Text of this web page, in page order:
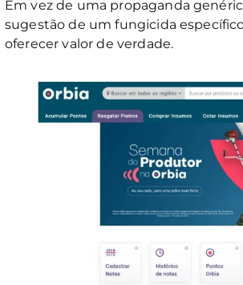
Em vez de uma propaganda
sugestão de um fungicida
oferecer valor de verdade.